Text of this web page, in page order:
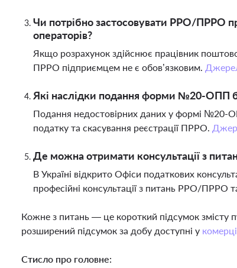
Чи потрібно застосовувати РРО/ПРРО
операторів?
Якщо розрахунок здійснює працівник
ПРРО підприємцем не є обов’язковим.
Які наслідки подання форми №20-ОПП
Подання недостовірних даних у формі №20-
податку та скасування реєстрації ПРРО.
Де можна отримати консультації з
В Україні відкрито Офіси податкових
професійні консультації з питань РРО/ПРРО
Кожне з питань — це короткий підсумок змісту
розширений підсумок за добу доступні у
Стисло про головне: